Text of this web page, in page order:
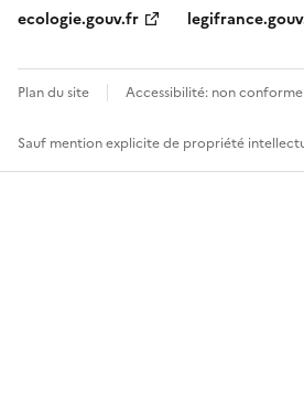
ecologie.gouv.fr
Plan du site Accessibilité: non conforme
Sauf mention explicite de propriété